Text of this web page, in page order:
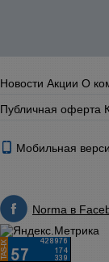
Новости Акции О
Публичная оферта
Мобильная
Norma в